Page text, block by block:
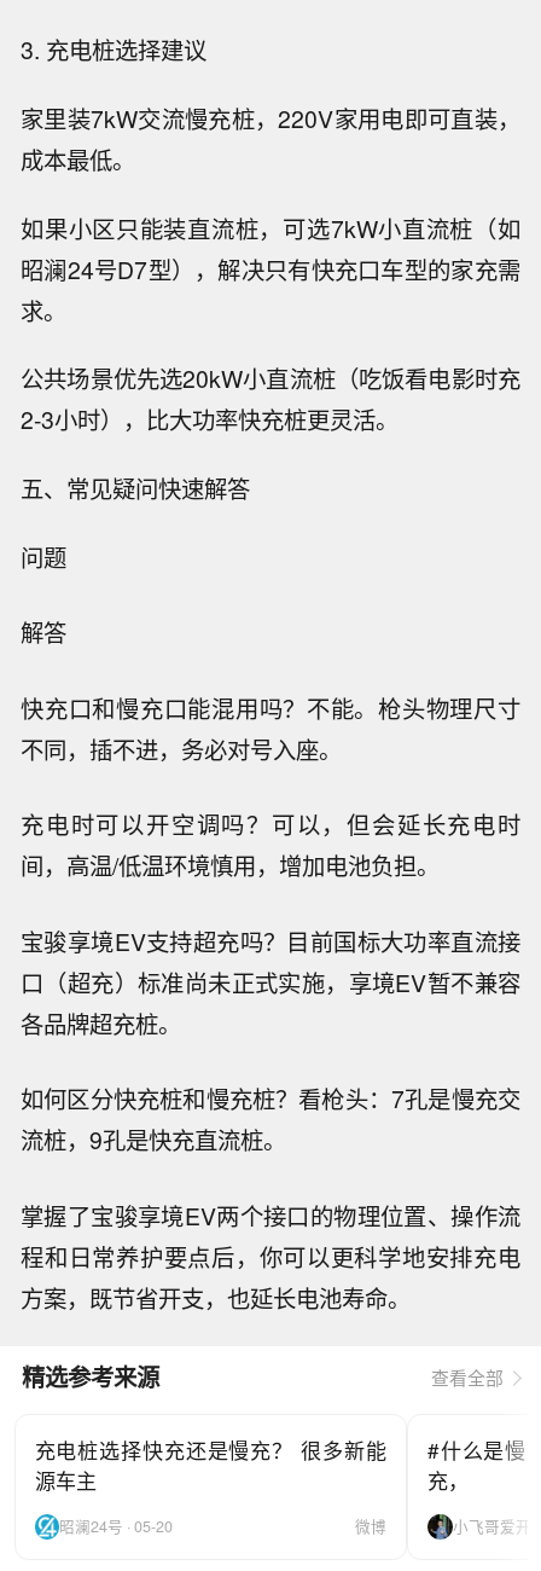
3. 充电桩选择建议
家里装7kW交流慢充桩，220V家用电即可直装，
成本最低。
如果小区只能装直流桩，可选7kW小直流桩（如
昭澜24号D7型），解决只有快充口车型的家充需
求。
公共场景优先选20kW小直流桩（吃饭看电影时充
2-3小时），比大功率快充桩更灵活。
五、常见疑问快速解答
问题
解答
快充口和慢充口能混用吗？ 不能。枪头物理尺寸
不同，插不进，务必对号入座。
充电时可以开空调吗？ 可以，但会延长充电时
间，高温/低温环境慎用，增加电池负担。
宝骏享境EV支持超充吗？ 目前国标大功率直流接
口（超充）标准尚未正式实施，享境EV暂不兼容
各品牌超充桩。
如何区分快充桩和慢充桩？看枪头：7孔是慢充交
流桩，9孔是快充直流桩。
掌握了宝骏享境EV两个接口的物理位置、操作流
程和日常养护要点后，你可以更科学地安排充电
方案，既节省开支，也延长电池寿命。
精选参考来源 查看全部
充电桩选择快充还是慢充？ 很多新能
源车主
昭澜24号 · 05-20 微博
#什么是慢
充，
小飞哥爱开